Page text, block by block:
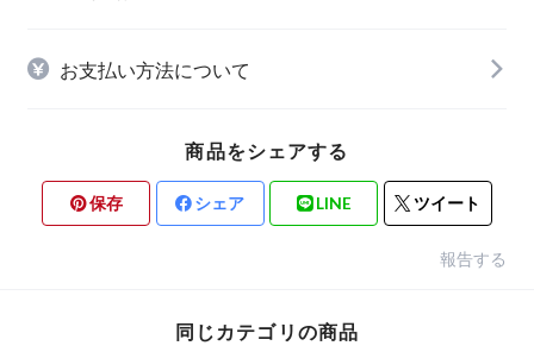
お支払い方法について
商品をシェアする
保存 シェア LINE ツイート
報告する
同じカテゴリの商品